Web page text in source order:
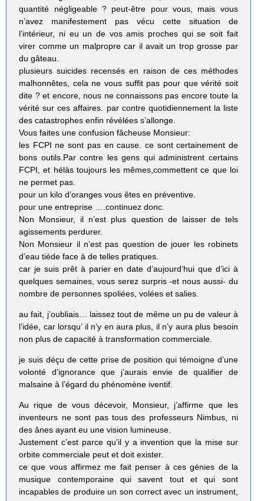
quantité négligeable ? peut-être pour vous, mais vous
n’avez manifestement pas vécu cette situation de
l’intérieur, ni eu un de vos amis proches qui se soit fait
virer comme un malpropre car il avait un trop grosse par
du gâteau.
plusieurs suicides recensés en raison de ces méthodes
malhonnêtes, cela ne vous suffit pas pour que vérité soit
dite ? et encore, nous ne connaissons pas encore toute la
vérité sur ces affaires. par contre quotidiennement la liste
des catastrophes enfin révélées s’allonge.
Vous faites une confusion fâcheuse Monsieur:
les FCPI ne sont pas en cause. ce sont certainement de
bons outils.Par contre les gens qui administrent certains
FCPI, et hélàs toujours les mêmes,commettent ce que loi
ne permet pas.
pour un kilo d’oranges vous êtes en préventive.
pour une entreprise ….continuez donc.
Non Monsieur, il n’est plus question de laisser de tels
agissements perdurer.
Non Monsieur il n’est pas question de jouer les robinets
d’eau tiède face à de telles pratiques.
car je suis prêt à parier en date d’aujourd’hui que d’ici à
quelques semaines, vous serez surpris -et nous aussi- du
nombre de personnes spoliées, volées et salies.
au fait, j’oubliais… laissez tout de même un pu de valeur à
l’idée, car lorsqu’ il n’y en aura plus, il n’y aura plus besoin
non plus de capacité à transformation commerciale.
je suis déçu de cette prise de position qui témoigne d’une
volonté d’ignorance que j’aurais envie de qualifier de
malsaine à l’égard du phénomène iventif.
Au rique de vous décevoir, Monsieur, j’affirme que les
inventeurs ne sont pas tous des professeurs Nimbus, ni
des ânes ayant eu une vision lumineuse.
Justement c’est parce qu’il y a invention que la mise sur
orbite commerciale peut et doit exister.
ce que vous affirmez me fait penser à ces génies de la
musique contemporaine qui savent tout et qui sont
incapables de produire un son correct avec un instrument,